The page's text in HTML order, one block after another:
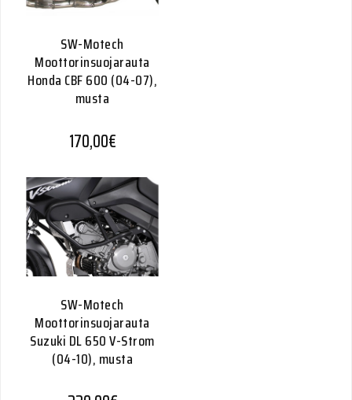
SW-Motech
Moottorinsuojarauta
Honda CBF 600 (04-07),
musta
170,00€
SW-Motech
Moottorinsuojarauta
Suzuki DL 650 V-Strom
(04-10), musta